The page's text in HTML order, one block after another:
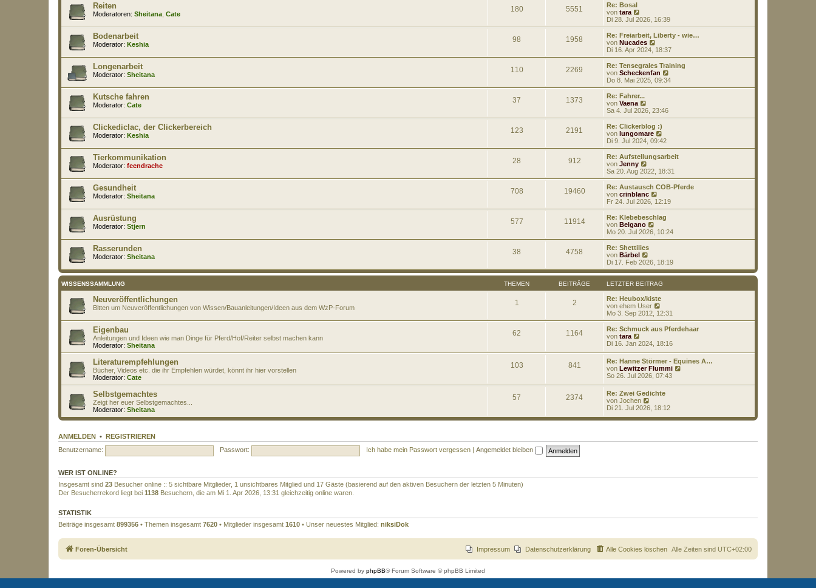
g
e
r
a
g
t
r
B
e
i
a
g
Reiten
Moderatoren: Sheitana Cate
180 5551
Re: Bosal
von tara
e
u
e
s
t
B
e
i
r
a
g
Di 28. Jul 2026, 16:39
Bodenarbeit
Moderator: Keshia
98 1958
Re: Freiarbeit, Liberty - wie…
von Nucades
e
u
e
s
t
e
i
r
a
g
Di 16. Apr 2024, 18:37
Longenarbeit
Moderator: Sheitana
110 2269
Re: Tensegrales Training
von Scheckenfan
e
u
r
g
Do 8. Mai 2025, 09:34
Kutsche fahren
Moderator: Cate
37 1373
Re: Fahrer...
von Vaena
e
u
e
s
e
B
e
i
r
a
g
Sa 4. Jul 2026, 23:46
Clickediclac, der Clickerbereich
Moderator: Keshia
123 2191
Re: Clickerblog :)
von lungomare
e
u
e
t
r
B
e
i
r
g
Di 9. Jul 2024, 09:42
Tierkommunikation
Moderator: feendrache
28 912
Re: Aufstellungsarbeit
von Jenny
e
u
e
s
t
B
e
i
r
a
g
Sa 20. Aug 2022, 18:31
Gesundheit
Moderator: Sheitana
708 19460
Re: Austausch COB-Pferde
von crinblanc
e
u
e
t
e
i
t
r
a
Fr 24. Jul 2026, 12:19
Ausrüstung
Moderator: Stjern
577 11914
Re: Klebebeschlag
von Belgano
e
u
r
B
e
i
t
r
Mo 20. Jul 2026, 10:24
Rasserunden
Moderator: Sheitana
38 4758
Re: Shettilies
von Bärbel
e
u
e
s
t
e
r
B
e
i
r
g
Di 17. Feb 2026, 18:19
WISSENSSAMMLUNG THEMEN BEITRÄGE LETZTER BEITRAG
Neuveröffentlichungen
Bitten um Neuveröffentlichungen von Wissen/Bauanleitungen/Ideen aus dem WzP-Forum
1 2
Re: Heubox/kiste
von ehem User
e
u
e
t
r
B
e
i
t
r
g
Mo 3. Sep 2012, 12:31
Eigenbau
Anleitungen und Ideen wie man Dinge für Pferd/Hof/Reiter selbst machen kann
Moderator: Sheitana
62 1164
Re: Schmuck aus Pferdehaar
von tara
e
e
s
t
e
r
B
e
i
t
r
Di 16. Jan 2024, 18:16
Literaturempfehlungen
Bücher, Videos etc. die ihr Empfehlen würdet, könnt ihr hier vorstellen
Moderator: Cate
103 841
Re: Hanne Störmer - Equines A…
von Lewitzer Flummi
r
i
So 26. Jul 2026, 07:43
Selbstgemachtes
Zeigt her euer Selbstgemachtes...
Moderator: Sheitana
57 2374
Re: Zwei Gedichte
von Jochen
e
e
e
t
Di 21. Jul 2026, 18:12
ANMELDEN • REGISTRIEREN
Benutzername:
Passwort: Ich habe mein Passwort vergessen Angemeldet bleiben
WER IST ONLINE?
Insgesamt sind 23 Besucher online :: 5 sichtbare Mitglieder, 1 unsichtbares Mitglied und 17 Gäste (basierend auf den aktiven Besuchern der letzten 5 Minuten)
Der Besucherrekord liegt bei 1138 Besuchern, die am Mi 1. Apr 2026, 13:31 gleichzeitig online waren.
STATISTIK
Beiträge insgesamt 899356 • Themen insgesamt 7620 • Mitglieder insgesamt 1610 • Unser neuestes Mitglied: niksiDok
Foren-Übersicht Alle Zeiten sind UTC+02:00
Alle Cookies löschen
Datenschutzerklärung
Impressum
Powered by phpBB® Forum Software © phpBB Limited